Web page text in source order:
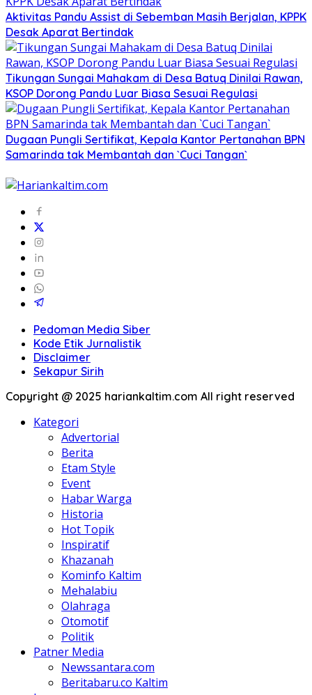
Aktivitas Pandu Assist di Sebemban Masih Berjalan, KPPK
Desak Aparat Bertindak
Tikungan Sungai Mahakam di Desa Batuq Dinilai Rawan,
KSOP Dorong Pandu Luar Biasa Sesuai Regulasi
Dugaan Pungli Sertifikat, Kepala Kantor Pertanahan BPN
Samarinda tak Membantah dan `Cuci Tangan`
Pedoman Media Siber
Kode Etik Jurnalistik
Disclaimer
Sekapur Sirih
Copyright @ 2025 hariankaltim.com All right reserved
Kategori
Advertorial
Berita
Etam Style
Event
Habar Warga
Historia
Hot Topik
Inspiratif
Khazanah
Kominfo Kaltim
Mehalabiu
Olahraga
Otomotif
Politik
Patner Media
Newssantara.com
Beritabaru.co Kaltim